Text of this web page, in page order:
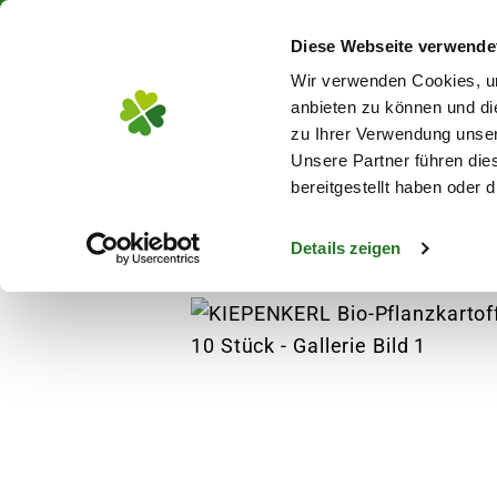
Diese Webseite
Wir verwenden Cookies,
anbieten zu können und
zu Ihrer Verwendung
Unsere Partner führen
bereitgestellt haben oder
Details zeigen
Blumen
Pflanzen Anzucht Gemüsesamen